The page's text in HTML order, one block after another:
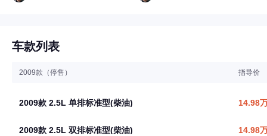
车款列表
2009款（停售） 指导价
2009款 2.5L 单排标准型(柴油) 14.98
2009款 2.5L 双排标准型(柴油) 14.98